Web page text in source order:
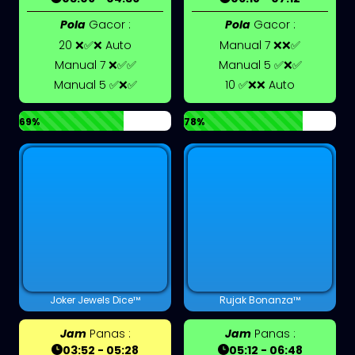
PolaGacor :
20 ❌✅❌ Auto
Manual 7 ❌✅✅
Manual 5 ✅❌✅
69%
PolaGacor :
Manual 7 ❌❌✅
Manual 5 ✅❌✅
10 ✅❌❌ Auto
78%
Joker Jewels Dice™
JamPanas :
03:52 - 05:28
Rujak Bonanza™
JamPanas :
05:12 - 06:48